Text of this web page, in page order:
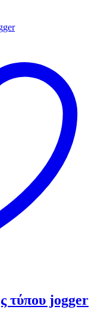
τύπου jogger